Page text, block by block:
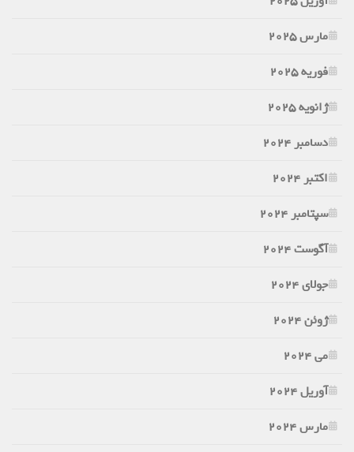
مارس 2025
فوریه 2025
ژانویه 2025
دسامبر 2024
اکتبر 2024
سپتامبر 2024
آگوست 2024
جولای 2024
ژوئن 2024
می 2024
آوریل 2024
مارس 2024